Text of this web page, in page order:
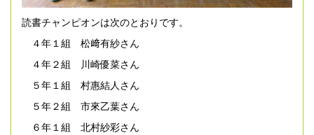
読書チャンピオンは次のとおりです。
４年１組 松﨑有紗さん
４年２組 川崎優菜さん
５年１組 村惠結人さん
５年２組 市來乙葉さん
６年１組 北村紗彩さん